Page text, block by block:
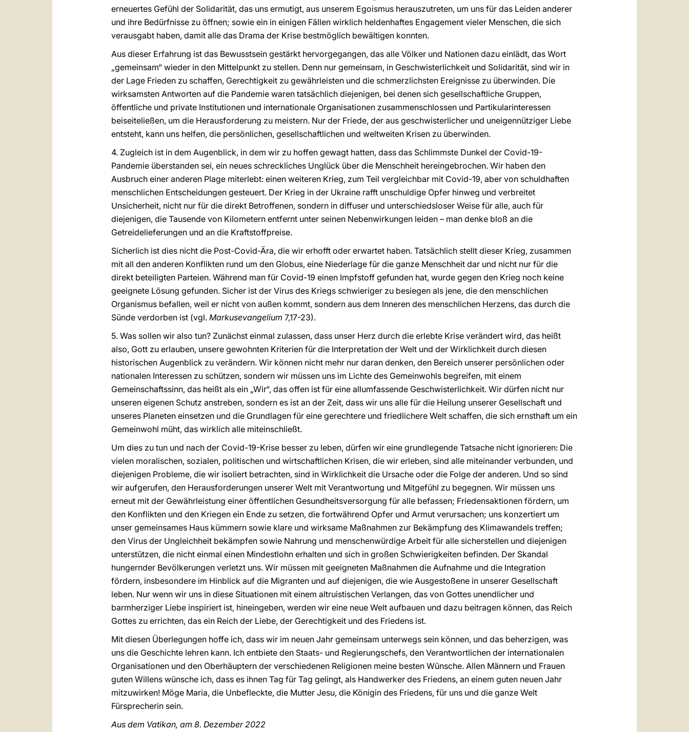
erneuertes Gefühl der Solidarität, das uns ermutigt, aus unserem Egoismus herauszutreten, um uns für das Leiden anderer
und ihre Bedürfnisse zu öffnen; sowie ein in einigen Fällen wirklich heldenhaftes Engagement vieler Menschen, die sich
verausgabt haben, damit alle das Drama der Krise bestmöglich bewältigen konnten.
Aus dieser Erfahrung ist das Bewusstsein gestärkt hervorgegangen, das alle Völker und Nationen dazu einlädt, das Wort
„gemeinsam“ wieder in den Mittelpunkt zu stellen. Denn nur gemeinsam, in Geschwisterlichkeit und Solidarität, sind wir in
der Lage Frieden zu schaffen, Gerechtigkeit zu gewährleisten und die schmerzlichsten Ereignisse zu überwinden. Die
wirksamsten Antworten auf die Pandemie waren tatsächlich diejenigen, bei denen sich gesellschaftliche Gruppen,
öffentliche und private Institutionen und internationale Organisationen zusammenschlossen und Partikularinteressen
beiseiteließen, um die Herausforderung zu meistern. Nur der Friede, der aus geschwisterlicher und uneigennütziger Liebe
entsteht, kann uns helfen, die persönlichen, gesellschaftlichen und weltweiten Krisen zu überwinden.
4. Zugleich ist in dem Augenblick, in dem wir zu hoffen gewagt hatten, dass das Schlimmste Dunkel der Covid-19-
Pandemie überstanden sei, ein neues schreckliches Unglück über die Menschheit hereingebrochen. Wir haben den
Ausbruch einer anderen Plage miterlebt: einen weiteren Krieg, zum Teil vergleichbar mit Covid-19, aber von schuldhaften
menschlichen Entscheidungen gesteuert. Der Krieg in der Ukraine rafft unschuldige Opfer hinweg und verbreitet
Unsicherheit, nicht nur für die direkt Betroffenen, sondern in diffuser und unterschiedsloser Weise für alle, auch für
diejenigen, die Tausende von Kilometern entfernt unter seinen Nebenwirkungen leiden – man denke bloß an die
Getreidelieferungen und an die Kraftstoffpreise.
Sicherlich ist dies nicht die Post-Covid-Ära, die wir erhofft oder erwartet haben. Tatsächlich stellt dieser Krieg, zusammen
mit all den anderen Konflikten rund um den Globus, eine Niederlage für die ganze Menschheit dar und nicht nur für die
direkt beteiligten Parteien. Während man für Covid-19 einen Impfstoff gefunden hat, wurde gegen den Krieg noch keine
geeignete Lösung gefunden. Sicher ist der Virus des Kriegs schwieriger zu besiegen als jene, die den menschlichen
Organismus befallen, weil er nicht von außen kommt, sondern aus dem Inneren des menschlichen Herzens, das durch die
Sünde verdorben ist (vgl. Markusevangelium 7,17-23).
5. Was sollen wir also tun? Zunächst einmal zulassen, dass unser Herz durch die erlebte Krise verändert wird, das heißt
also, Gott zu erlauben, unsere gewohnten Kriterien für die Interpretation der Welt und der Wirklichkeit durch diesen
historischen Augenblick zu verändern. Wir können nicht mehr nur daran denken, den Bereich unserer persönlichen oder
nationalen Interessen zu schützen, sondern wir müssen uns im Lichte des Gemeinwohls begreifen, mit einem
Gemeinschaftssinn, das heißt als ein „Wir“, das offen ist für eine allumfassende Geschwisterlichkeit. Wir dürfen nicht nur
unseren eigenen Schutz anstreben, sondern es ist an der Zeit, dass wir uns alle für die Heilung unserer Gesellschaft und
unseres Planeten einsetzen und die Grundlagen für eine gerechtere und friedlichere Welt schaffen, die sich ernsthaft um ein
Gemeinwohl müht, das wirklich alle miteinschließt.
Um dies zu tun und nach der Covid-19-Krise besser zu leben, dürfen wir eine grundlegende Tatsache nicht ignorieren: Die
vielen moralischen, sozialen, politischen und wirtschaftlichen Krisen, die wir erleben, sind alle miteinander verbunden, und
diejenigen Probleme, die wir isoliert betrachten, sind in Wirklichkeit die Ursache oder die Folge der anderen. Und so sind
wir aufgerufen, den Herausforderungen unserer Welt mit Verantwortung und Mitgefühl zu begegnen. Wir müssen uns
erneut mit der Gewährleistung einer öffentlichen Gesundheitsversorgung für alle befassen; Friedensaktionen fördern, um
den Konflikten und den Kriegen ein Ende zu setzen, die fortwährend Opfer und Armut verursachen; uns konzertiert um
unser gemeinsames Haus kümmern sowie klare und wirksame Maßnahmen zur Bekämpfung des Klimawandels treffen;
den Virus der Ungleichheit bekämpfen sowie Nahrung und menschenwürdige Arbeit für alle sicherstellen und diejenigen
unterstützen, die nicht einmal einen Mindestlohn erhalten und sich in großen Schwierigkeiten befinden. Der Skandal
hungernder Bevölkerungen verletzt uns. Wir müssen mit geeigneten Maßnahmen die Aufnahme und die Integration
fördern, insbesondere im Hinblick auf die Migranten und auf diejenigen, die wie Ausgestoßene in unserer Gesellschaft
leben. Nur wenn wir uns in diese Situationen mit einem altruistischen Verlangen, das von Gottes unendlicher und
barmherziger Liebe inspiriert ist, hineingeben, werden wir eine neue Welt aufbauen und dazu beitragen können, das Reich
Gottes zu errichten, das ein Reich der Liebe, der Gerechtigkeit und des Friedens ist.
Mit diesen Überlegungen hoffe ich, dass wir im neuen Jahr gemeinsam unterwegs sein können, und das beherzigen, was
uns die Geschichte lehren kann. Ich entbiete den Staats- und Regierungschefs, den Verantwortlichen der internationalen
Organisationen und den Oberhäuptern der verschiedenen Religionen meine besten Wünsche. Allen Männern und Frauen
guten Willens wünsche ich, dass es ihnen Tag für Tag gelingt, als Handwerker des Friedens, an einem guten neuen Jahr
mitzuwirken! Möge Maria, die Unbefleckte, die Mutter Jesu, die Königin des Friedens, für uns und die ganze Welt
Fürsprecherin sein.
Aus dem Vatikan, am 8. Dezember 2022